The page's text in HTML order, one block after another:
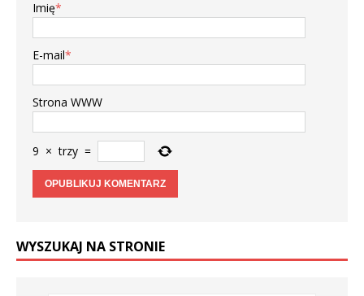
Imię*
E-mail*
Strona WWW
9 × trzy =
WYSZUKAJ NA STRONIE